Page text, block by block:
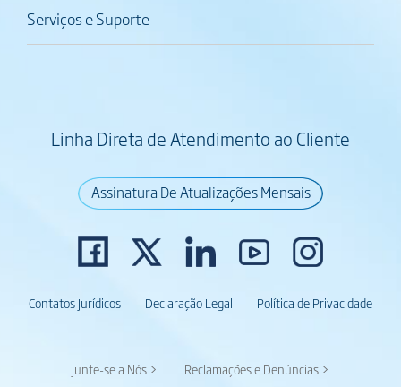
Serviços e Suporte
Linha Direta de Atendimento ao Cliente
Assinatura De Atualizações Mensais
Contatos Jurídicos Declaração Legal Política de Privacidade
Junte-se a Nós > Reclamações e Denúncias >